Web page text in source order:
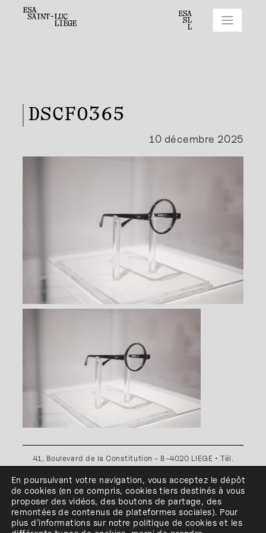
DSCF0365
10 décembre 2025
41, Boulevard de la Constitution - B-4020 LIEGE • Tél.
Plan d'accès•Politique de confidentialité•Politique de
cookies•Conditions générales
l'ESA Saint-Luc Liège est membre du
En poursuivant votre navigation, vous acceptez le dépôt
de cookies (en ce compris, cookiestiers destinés à vous
proposer des vidéos, des boutons de partage, des
remontées de contenus de plateformes sociales). Pour
plus d’informations sur notre politique de cookies et les